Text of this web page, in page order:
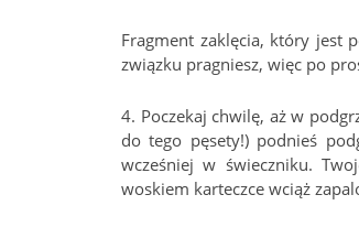
Fragment zaklęcia, który jest
związku pragniesz, więc po
4. Poczekaj chwilę, aż w
do tego pęsety!) podnieś
wcześniej w świeczniku.
woskiem karteczce wciąż